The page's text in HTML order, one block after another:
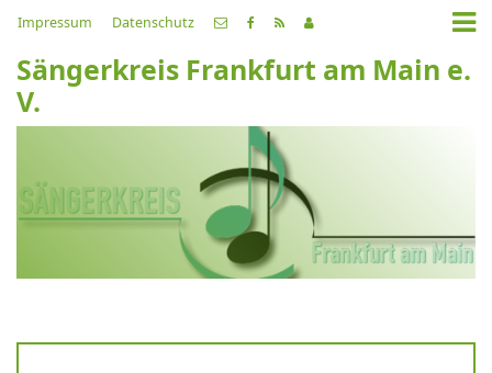
Impressum Datenschutz
Sängerkreis Frankfurt am Main e.
V.